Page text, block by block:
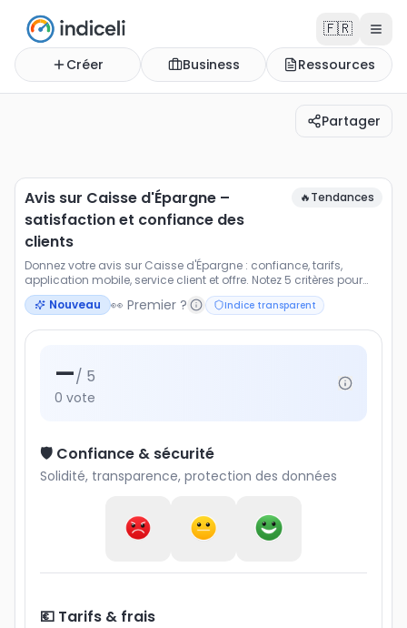
🇫🇷
Créer Business Ressources
Partager
Avis sur Caisse d'Épargne – satisfaction et confiance
Donnez votre avis sur Caisse d'Épargne : confiance,
Avis sur Caisse d'Épargne –
satisfaction et confiance des
clients
🔥Tendances
Donnez votre avis sur Caisse d'Épargne : confiance, tarifs,
application mobile, service client et offre. Notez 5 critères pour
évaluer votre satisfaction client.
Nouveau 👀 Premier ? Indice transparent
—/ 5
0 vote
🛡️ Confiance & sécurité
Solidité, transparence, protection des données
💶 Tarifs & frais